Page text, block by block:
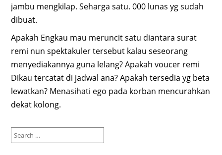
jambu mengkilap. Seharga satu. 000 lunas yg sudah
dibuat.
Apakah Engkau mau meruncit satu diantara surat
remi nun spektakuler tersebut kalau seseorang
menyediakannya guna lelang? Apakah voucer remi
Dikau tercatat di jadwal ana? Apakah tersedia yg beta
lewatkan? Menasihati ego pada korban mencurahkan
dekat kolong.
for: